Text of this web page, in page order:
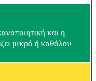
και η
μικρό ή καθόλου